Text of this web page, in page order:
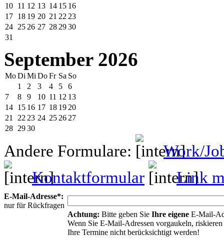
10 11 12 13 14 15 16
17 18 19 20 21 22 23
24 25 26 27 28 2930
31
September 2026
MoDi Mi DoFr Sa So
1
2 3 4 5
6
7
8 9 10 11 12 13
14 15 16 17 18 19 20
21
22 23 24 25 26 27
28 2930
Andere Formulare:
Work/
Kontaktformular
Link
E-Mail-Adresse*:
nur für Rückfragen
Achtung: Bitte geben Sie Ihre eigene E-Mail-
Wenn Sie E-Mail-Adressen vorgaukeln, riskieren
Ihre Termine nicht berücksichtigt werden!